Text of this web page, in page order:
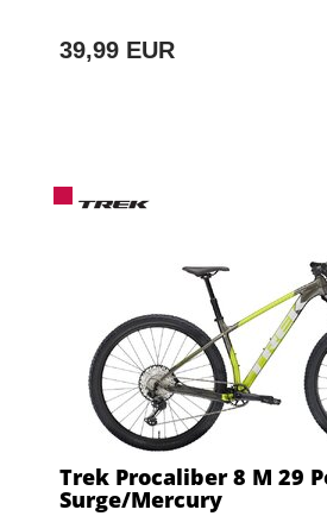
39,99 EUR
Trek Procaliber 8 M 29
Surge/Mercury